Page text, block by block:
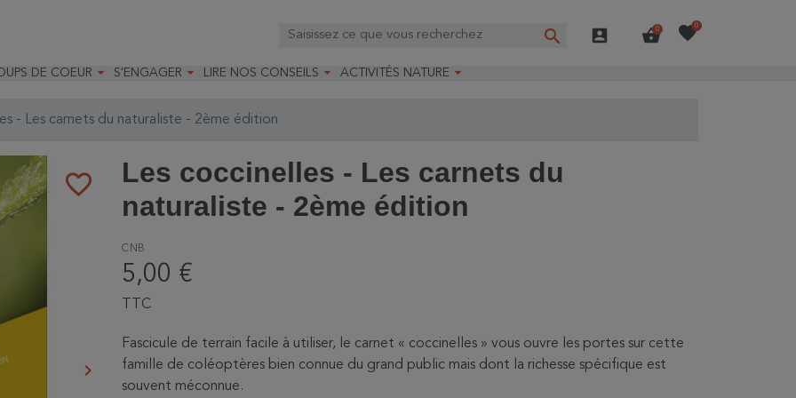
search account_box shopping_basket
0 favorite0
DE COEUR  S'ENGAGER 
Faire un legs
LIRE NOS CONSEILS 
Installer un abreuvoir
ACTIVITÉS NATURE 
- Les carnets du naturaliste - 2ème édition
favorite_border
Suivant
keyboard_arrow_right
Les coccinelles - Les carnets du
naturaliste - 2ème édition
CNB
5,00 €
TTC
Fascicule de terrain facile à utiliser, le carnet « coccinelles » vous ouvre les portes sur cette
famille de coléoptères bien connue du grand public mais dont la richesse spécifique est
souvent méconnue.